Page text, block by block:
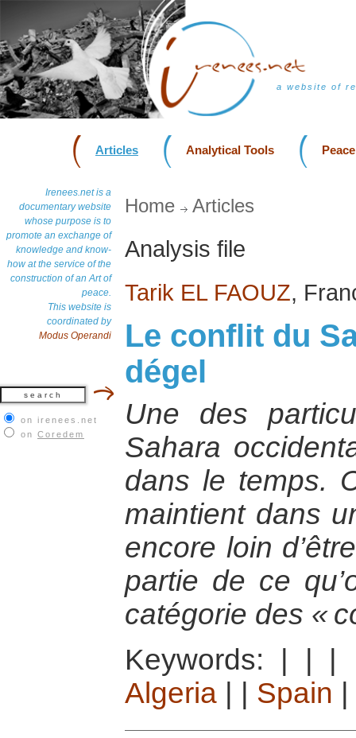
a website of
Articles Analytical Tools
Irenees.net is a
documentary website
whose purpose is to
promote an exchange of
knowledge and know-
how at the service of the
construction of an Art of
peace.
This website is
coordinated by
Modus Operandi
on irenees.net
on Coredem
Home Articles
Analysis file
Tarik EL FAOUZ,
Le conflit du
dégel
Une des
Sahara
dans le temps.
maintient dans
encore loin
partie de ce
catégorie des «
Keywords:
Algeria
Spain